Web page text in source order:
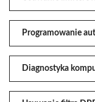
Programowanie
Diagnostyka